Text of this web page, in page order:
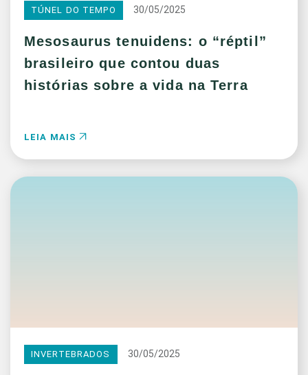
TÚNEL DO TEMPO 30/05/2025
Mesosaurus tenuidens: o “réptil”
brasileiro que contou duas
histórias sobre a vida na Terra
LEIA MAIS
INVERTEBRADOS 30/05/2025